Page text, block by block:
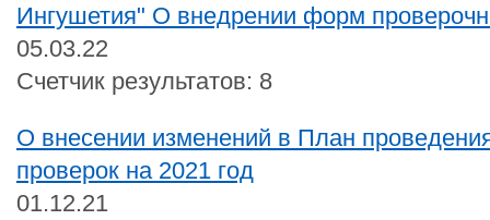
Ингушетия" О внедрении форм
05.03.22
Счетчик результатов: 8
О внесении изменений в План
проверок на 2021 год
01.12.21